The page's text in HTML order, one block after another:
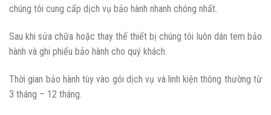
chúng tôi cung cấp dịch vụ bảo hành nhanh chóng nhất.
Sau khi sửa chữa hoặc thay thế thiết bị chúng tôi luôn dán tem bảo
hành và ghi phiếu bảo hành cho quý khách.
Thời gian bảo hành tùy vào gói dịch vụ và linh kiện thông thường từ
3 tháng – 12 tháng.